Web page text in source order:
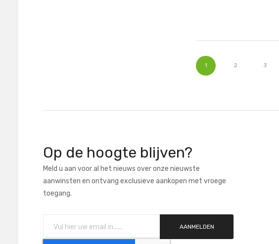
Pagina
U lees momenteel pagina
1 Pagina
2 Pagina
3
Op de hoogte blijven?
Meld u aan voor al het nieuws over onze nieuwste
aanwinsten en ontvang exclusieve aankopen met vroege
toegang.
AANMELDEN